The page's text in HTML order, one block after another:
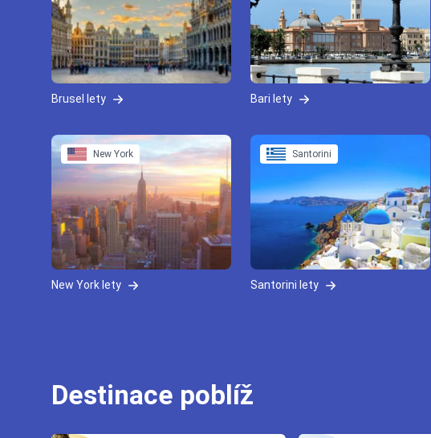
Brusel lety Bari lety
New York
New York lety
Santorini
Santorini lety
Destinace poblíž